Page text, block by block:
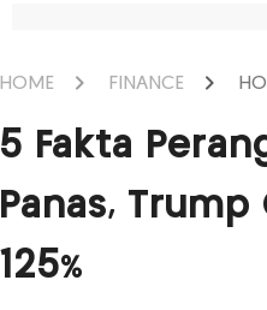
HOME FINANCE
5 Fakta
Panas,
125%